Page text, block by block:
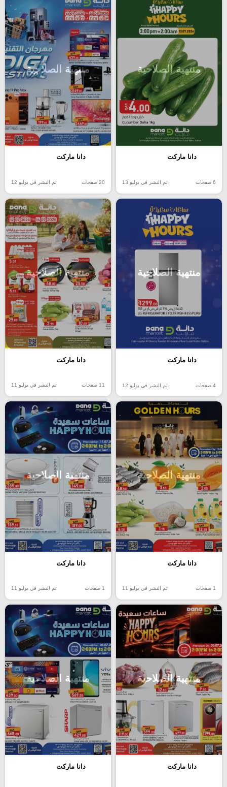
منتهية الصلاحية
دانا ماركت
6 صفحات تم النشر في يوليو 13
منتهية الصلاحية
دانا ماركت
20 صفحات تم النشر في يوليو 12
منتهية الصلاحية
دانا ماركت
4 صفحات تم النشر في يوليو 12
منتهية الصلاحية
دانا ماركت
11 صفحات تم النشر في يوليو 11
منتهية الصلاحية
دانا ماركت
1 صفحات تم النشر في يوليو 11
منتهية الصلاحية
دانا ماركت
1 صفحات تم النشر في يوليو 11
منتهية الصلاحية
دانا ماركت
منتهية الصلاحية
دانا ماركت